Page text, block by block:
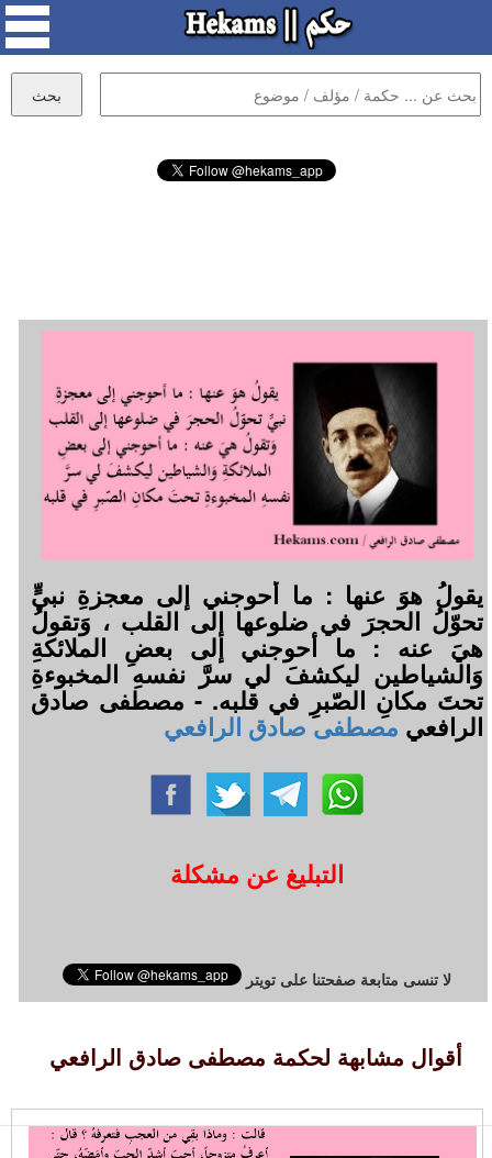
يقولُ هوَ عنها : ما أحوجني إلى معجزةِ نبيٍّ
تحوّلُ الحجرَ في ضلوعها إلى القلب ، وَتقولُ
هيَ عنه : ما أحوجني إلى بعضِ الملائكةِ
وَالشياطين ليكشفَ لي سرَّ نفسهِ المخبوءةِ
تحتَ مكانِ الصّبرِ في قلبه. - مصطفى صادق
الرافعي مصطفى صادق الرافعي
التبليغ عن مشكلة
لا تنسى متابعة صفحتنا على تويتر
أقوال مشابهة لحكمة مصطفى صادق الرافعي